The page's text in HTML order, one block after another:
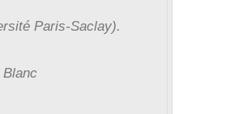
Paris-Saclay).